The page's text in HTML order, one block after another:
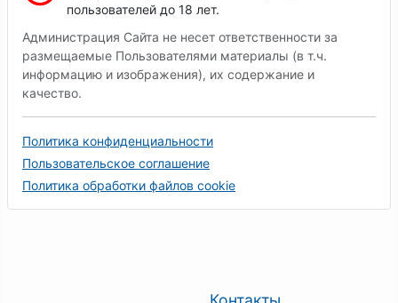
пользователей до 18 лет.
Администрация Сайта не несет ответственности за
размещаемые Пользователями материалы (в т.ч.
информацию и изображения), их содержание и
качество.
Политика конфиденциальности
Пользовательское соглашение
Политика обработки файлов cookie